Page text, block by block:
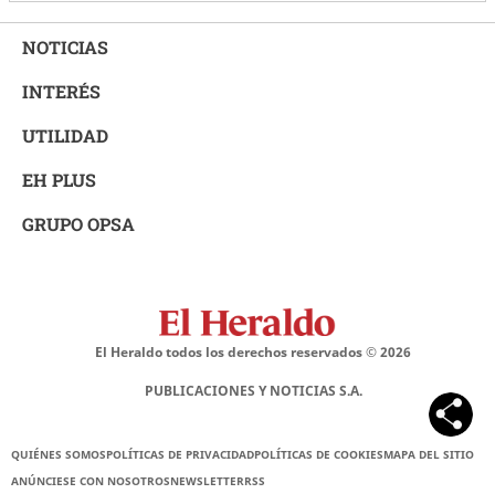
NOTICIAS
INTERÉS
UTILIDAD
EH PLUS
GRUPO OPSA
El Heraldo todos los derechos reservados ©2026
PUBLICACIONES Y NOTICIAS S.A.
QUIÉNES SOMOSPOLÍTICAS DE PRIVACIDADPOLÍTICAS DE COOKIESMAPA DEL SITIO
ANÚNCIESE CON NOSOTROSNEWSLETTERRSS